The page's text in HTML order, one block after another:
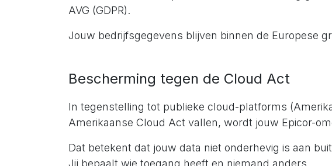
AVG (GDPR).
Jouw bedrijfsgegevens blijven binnen de Europese
Bescherming tegen de Cloud Act
In tegenstelling tot publieke cloud-platforms
Amerikaanse Cloud Act vallen, wordt jouw Epicor-
Dat betekent dat jouw data niet onderhevig is aan
Jij bepaalt wie toegang heeft en niemand anders.